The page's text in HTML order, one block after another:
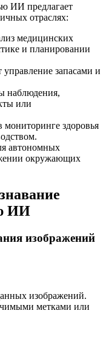
ИИ предлагает
отраслях:
медицинских
и планировании
управление запасами и
наблюдения,
или
мониторинге здоровья
автономных
окружающих
ИИ
изображений
изображений.
метками или